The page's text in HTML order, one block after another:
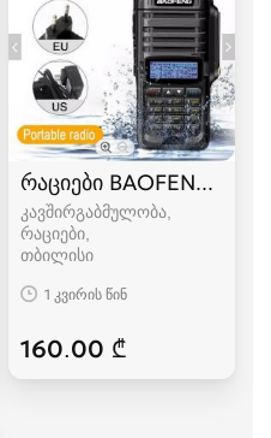
რაციები BAOFENG UV-
კავშირგაბმულობა,
რაციები
თბილისი
1 კვირის წინ
160.00 ₾